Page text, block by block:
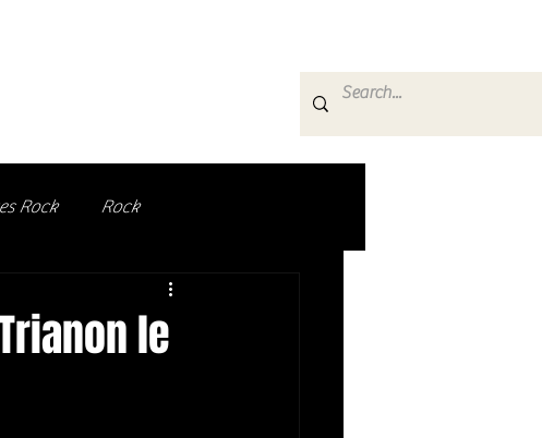
de passionnés !
Rock Rock
le